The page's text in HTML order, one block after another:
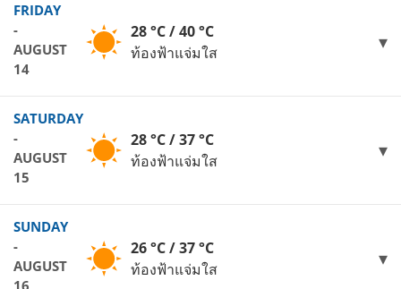
FRIDAY
-
AUGUST
14
28 °C / 40 °C
ท้องฟ้าแจ่มใส
SATURDAY
-
AUGUST
15
28 °C / 37 °C
ท้องฟ้าแจ่มใส
SUNDAY
-
AUGUST
26 °C / 37 °C
ท้องฟ้าแจ่มใส